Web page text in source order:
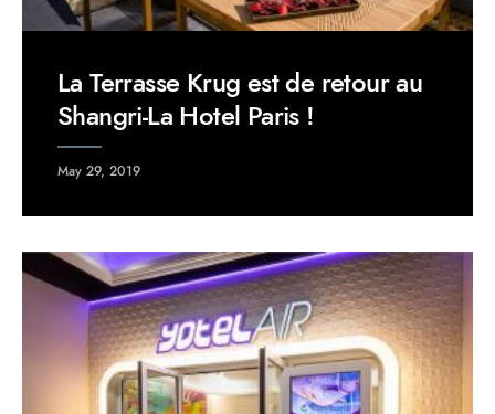
La Terrasse Krug est de retour au
Shangri-La Hotel Paris !
May 29, 2019